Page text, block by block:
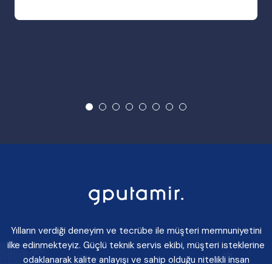
Yılların verdiği deneyim ve tecrübe ile müşteri memnuniyetini
ilke edinmekteyiz. Güçlü teknik servis ekibi, müşteri isteklerine
odaklanarak kalite anlayışı ve sahip olduğu nitelikli insan